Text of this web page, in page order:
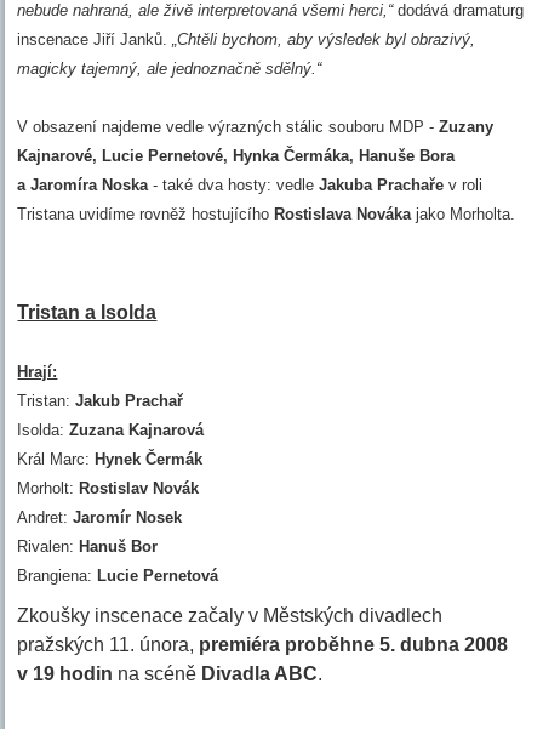
nebude nahraná, ale živě interpretovaná všemi herci,“dodává dramaturg
inscenace Jiří Janků.„Chtěli bychom, aby výsledek byl obrazivý,
magicky tajemný, ale jednoznačně sdělný.“
V obsazení najdeme vedle výrazných stálic souboru MDP -Zuzany
Kajnarové, Lucie Pernetové, Hynka Čermáka, Hanuše Bora
a Jaromíra Noska- také dva hosty: vedleJakuba Prachaře v roli
Tristana uvidíme rovněž hostujícího Rostislava Novákajako Morholta.
Tristan a Isolda
Hrají:
Tristan:Jakub Prachař
Isolda:Zuzana Kajnarová
Král Marc: Hynek Čermák
Morholt: Rostislav Novák
Andret: Jaromír Nosek
Rivalen: Hanuš Bor
Brangiena: Lucie Pernetová
Zkoušky inscenace začaly v Městských divadlech
pražských 11. února, premiéra proběhne 5. dubna 2008
v 19 hodin na scéně Divadla ABC.